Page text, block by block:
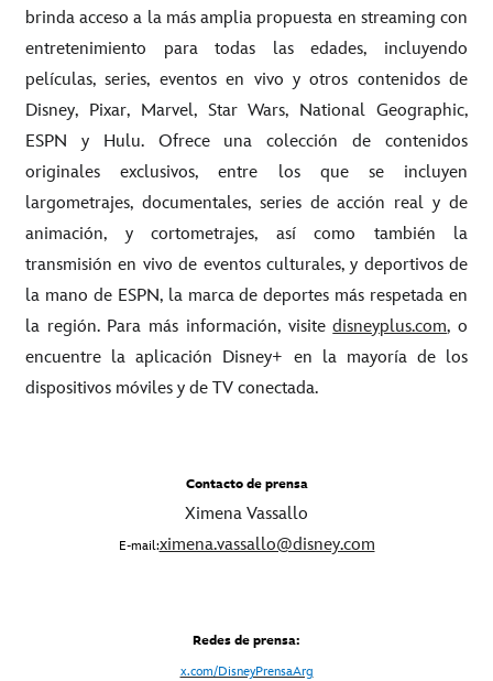
brinda acceso a la más amplia propuesta en streaming con
entretenimiento para todas las edades, incluyendo
películas, series, eventos en vivo y otros contenidos de
Disney, Pixar, Marvel, Star Wars, National Geographic,
ESPN y Hulu. Ofrece una colección de contenidos
originales exclusivos, entre los que se incluyen
largometrajes, documentales, series de acción real y de
animación, y cortometrajes, así como también la
transmisión en vivo de eventos culturales, y deportivos de
la mano de ESPN, la marca de deportes más respetada en
la región. Para más información, visitedisneyplus.com, o
encuentre la aplicación Disney+ en la mayoría de los
dispositivos móviles y de TV conectada.
Contacto de prensa
Ximena Vassallo
E-mail:ximena.vassallo@disney.com
Redes de prensa:
x.com/DisneyPrensaArg